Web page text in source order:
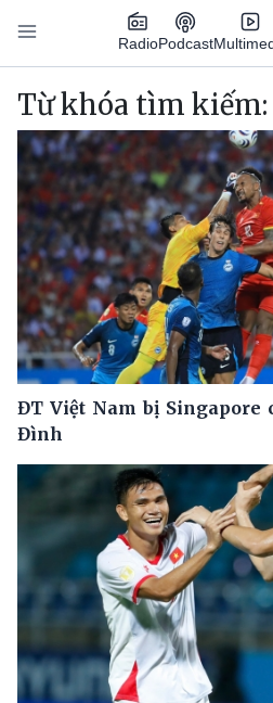
Nhảy đến nội dung
RadioPodcast
Main navigation
Từ khóa tìm kiếm:
ĐT Việt Nam bị Singapore
Đình